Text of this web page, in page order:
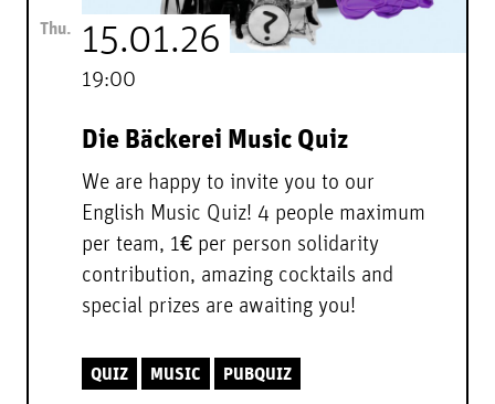
Thu. 15.01.26
19:00
Die Bäckerei Music Quiz
We are happy to invite you to our
English Music Quiz! 4 people maximum
per team, 1€ per person solidarity
contribution, amazing cocktails and
special prizes are awaiting you!
QUIZ MUSIC PUBQUIZ